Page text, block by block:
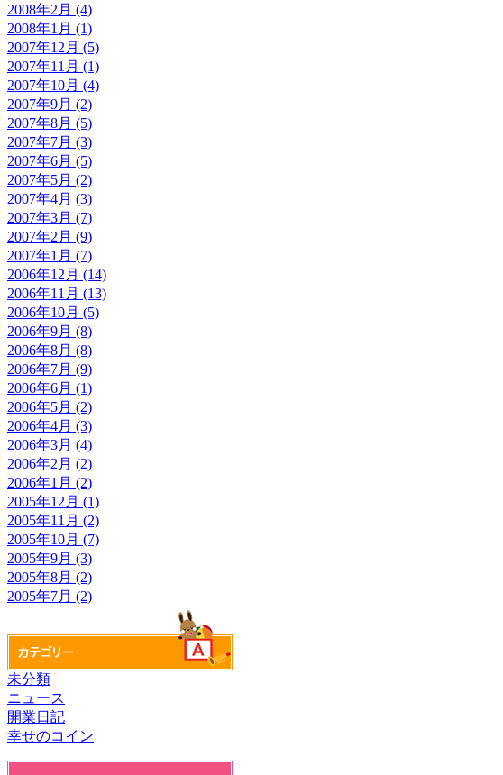
2008年2月 (4)
2008年1月 (1)
2007年12月 (5)
2007年11月 (1)
2007年10月 (4)
2007年9月 (2)
2007年8月 (5)
2007年7月 (3)
2007年6月 (5)
2007年5月 (2)
2007年4月 (3)
2007年3月 (7)
2007年2月 (9)
2007年1月 (7)
2006年12月 (14)
2006年11月 (13)
2006年10月 (5)
2006年9月 (8)
2006年8月 (8)
2006年7月 (9)
2006年6月 (1)
2006年5月 (2)
2006年4月 (3)
2006年3月 (4)
2006年2月 (2)
2006年1月 (2)
2005年12月 (1)
2005年11月 (2)
2005年10月 (7)
2005年9月 (3)
2005年8月 (2)
2005年7月 (2)
未分類
ニュース
開業日記
幸せのコイン